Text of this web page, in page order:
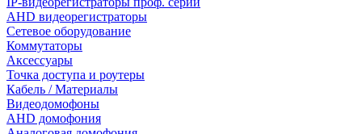
AHD видеорегистраторы
Сетевое оборудование
Коммутаторы
Аксессуары
Точка доступа и роутеры
Кабель / Материалы
Видеодомофоны
AHD домофония